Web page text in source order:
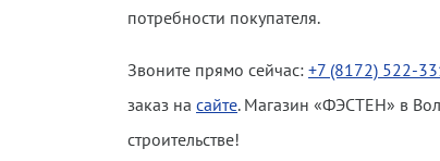
потребности покупателя.
Звоните прямо сейчас: +7 (8172) 522-
заказ на сайте. Магазин «ФЭСТЕН» в
строительстве!